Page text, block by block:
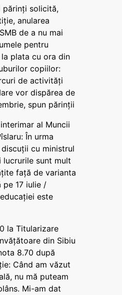
părinți solicită,
anularea
de a nu mai
pentru
plata cu ora din
copiilor:
de activități
vor dispărea de
spun părinții
al Muncii
În urma
cu ministrul
lucrurile sunt mult
față de varianta
pe 17 iulie /
este
la Titularizare
din Sibiu
8.70 după
Când am văzut
nu mă puteam
Mi-am dat